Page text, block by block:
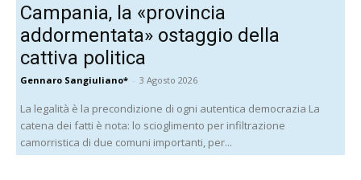
Campania, la «provincia
addormentata» ostaggio della
cattiva politica
Gennaro Sangiuliano* - 3 Agosto 2026
La legalità è la precondizione di ogni autentica democrazia La
catena dei fatti è nota: lo scioglimento per infiltrazione
camorristica di due comuni importanti, per...